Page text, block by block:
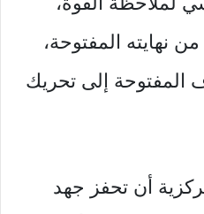
نهايته المفتوحة،
المفتوحة إلى تحريك
أن تحفز جهد